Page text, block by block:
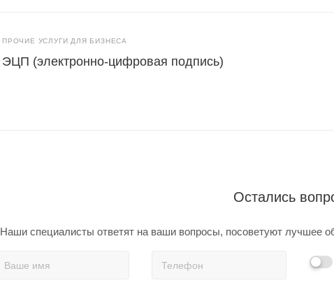
ПРОЧИЕ УСЛУГИ ДЛЯ БИЗНЕСА
ЭЦП (электронно-цифровая подпись)
Остались
Наши специалисты ответят на ваши вопросы, посоветуют лучшее